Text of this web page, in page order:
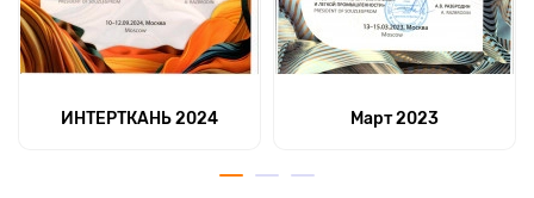
ИНТЕРТКАНЬ 2024 Март 2023